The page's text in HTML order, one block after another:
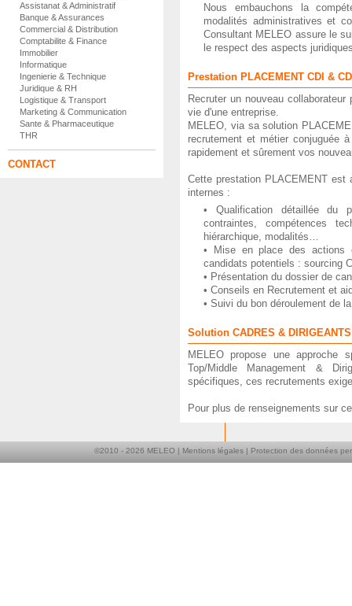
Assistanat & Administratif
Banque & Assurances
Commercial & Distribution
Comptabilite & Finance
Immobilier
Informatique
Ingenierie & Technique
Juridique & RH
Logistique & Transport
Marketing & Communication
Sante & Pharmaceutique
THR
CONTACT
Nous embauchons la
modalités administratives et
Consultant MELEO assure le
le respect des aspects
Prestation PLACEMENT CDI &
Recruter un nouveau
vie d'une entreprise.
MELEO, via sa solution
recrutement et métier conjuguée
rapidement et sûrement vos
Cette prestation PLACEMENT est
internes :
• Qualification détaillée du
contraintes, compétences
hiérarchique, modalités…
• Mise en place des actions
candidats potentiels : sourcing
• Présentation du dossier de
• Conseils en Recrutement et
• Suivi du bon déroulement de
Solution CADRES & DIRIGEANTS
MELEO propose une approche
Top/Middle Management &
spécifiques, ces recrutements
Pour plus de renseignements sur
©2010 - 2026 MELEO | Mentions légales | Protection des données